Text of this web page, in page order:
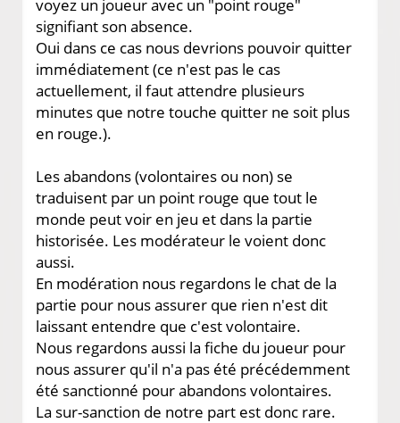
voyez un joueur avec un "point rouge"
signifiant son absence.
Oui dans ce cas nous devrions pouvoir quitter
immédiatement (ce n'est pas le cas
actuellement, il faut attendre plusieurs
minutes que notre touche quitter ne soit plus
en rouge.).
Les abandons (volontaires ou non) se
traduisent par un point rouge que tout le
monde peut voir en jeu et dans la partie
historisée. Les modérateur le voient donc
aussi.
En modération nous regardons le chat de la
partie pour nous assurer que rien n'est dit
laissant entendre que c'est volontaire.
Nous regardons aussi la fiche du joueur pour
nous assurer qu'il n'a pas été précédemment
été sanctionné pour abandons volontaires.
La sur-sanction de notre part est donc rare.